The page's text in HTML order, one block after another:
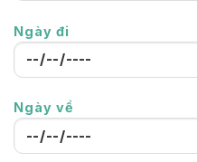
Ngày đi
Ngày về